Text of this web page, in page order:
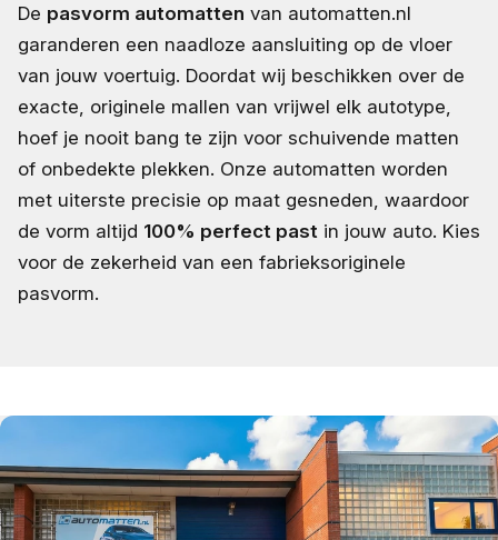
De pasvorm automatten van automatten.nl
garanderen een naadloze aansluiting op de vloer
van jouw voertuig. Doordat wij beschikken over de
exacte, originele mallen van vrijwel elk autotype,
hoef je nooit bang te zijn voor schuivende matten
of onbedekte plekken. Onze automatten worden
met uiterste precisie op maat gesneden, waardoor
de vorm altijd 100% perfect past in jouw auto. Kies
voor de zekerheid van een fabrieksoriginele
pasvorm.